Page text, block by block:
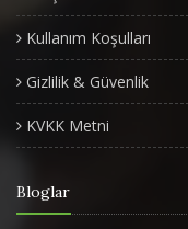
Kullanım Koşulları
Gizlilik & Güvenlik
KVKK Metni
Bloglar